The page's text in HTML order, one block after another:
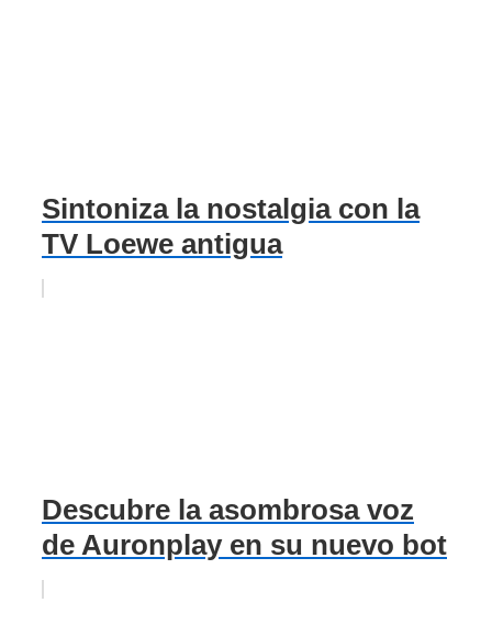
Sintoniza la nostalgia con la
TV Loewe antigua
Descubre la asombrosa voz
de Auronplay en su nuevo bot